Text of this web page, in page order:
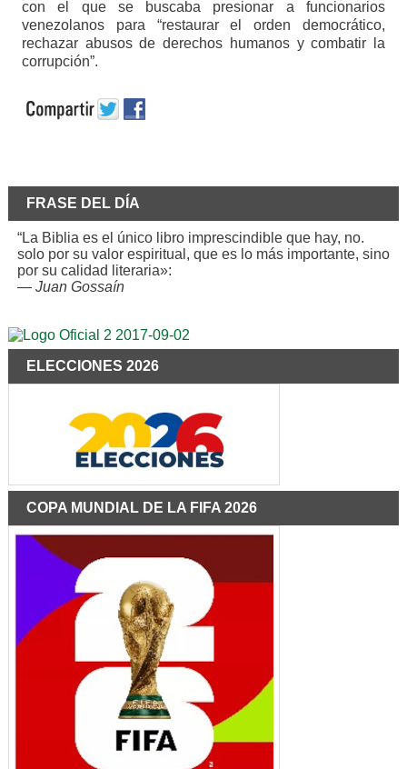
con el que se buscaba presionar a funcionarios
venezolanos para “restaurar el orden democrático,
rechazar abusos de derechos humanos y combatir la
corrupción”.
FRASE DEL DÍA
“La Biblia es el único libro imprescindible que hay, no.
solo por su valor espiritual, que es lo más importante, sino
por su calidad literaria»:
— Juan Gossaín
ELECCIONES 2026
COPA MUNDIAL DE LA FIFA 2026